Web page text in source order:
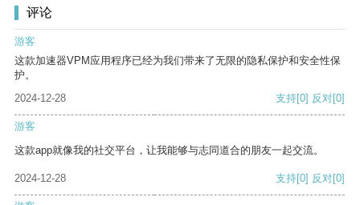
评论
游客
这款加速器VPM应用程序已经为我们带来了无限的隐私保护和安全性保
护。
2024-12-28
支持[0] 反对[0]
游客
这款app就像我的社交平台，让我能够与志同道合的朋友一起交流。
2024-12-28 支持[0] 反对[0]